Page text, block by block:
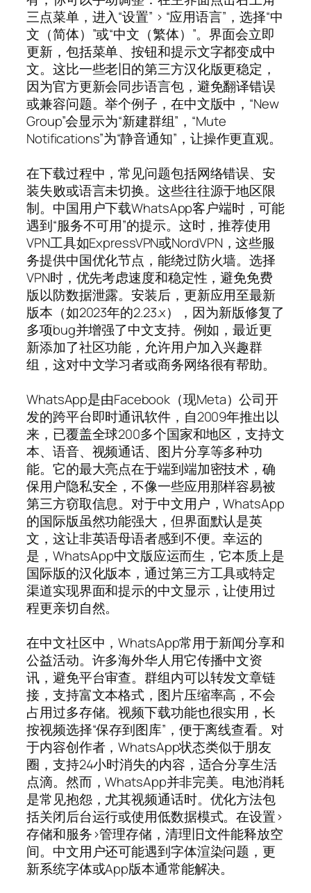
三点菜单，进入“设置” > “应用语言”，选择“中
文（简体）”或“中文（繁体）”。界面会立即
更新，包括菜单、按钮和提示文字都变成中
文。这比一些老旧的第三方汉化版更稳定，
因为官方更新会同步语言包，避免翻译错误
或兼容问题。举个例子，在中文版中，“New
Group”会显示为“新建群组”，“Mute
Notifications”为“静音通知”，让操作更直观。
在下载过程中，常见问题包括网络错误、安
装失败或语言未切换。这些往往源于地区限
制。中国用户下载WhatsApp客户端时，可能
遇到“服务不可用”的提示。这时，推荐使用
VPN工具如ExpressVPN或NordVPN，这些服
务提供中国优化节点，能绕过防火墙。选择
VPN时，优先考虑速度和稳定性，避免免费
版以防数据泄露。安装后，更新应用至最新
版本（如2023年的2.23.x），因为新版修复了
多项bug并增强了中文支持。例如，最近更
新添加了社区功能，允许用户加入兴趣群
组，这对中文学习者或商务网络很有帮助。
WhatsApp是由Facebook（现Meta）公司开
发的跨平台即时通讯软件，自2009年推出以
来，已覆盖全球200多个国家和地区，支持文
本、语音、视频通话、图片分享等多种功
能。它的最大亮点在于端到端加密技术，确
保用户隐私安全，不像一些应用那样容易被
第三方窃取信息。对于中文用户，WhatsApp
的国际版虽然功能强大，但界面默认是英
文，这让非英语母语者感到不便。幸运的
是，WhatsApp中文版应运而生，它本质上是
国际版的汉化版本，通过第三方工具或特定
渠道实现界面和提示的中文显示，让使用过
程更亲切自然。
在中文社区中，WhatsApp常用于新闻分享和
公益活动。许多海外华人用它传播中文资
讯，避免平台审查。群组内可以转发文章链
接，支持富文本格式，图片压缩率高，不会
占用过多存储。视频下载功能也很实用，长
按视频选择“保存到图库”，便于离线查看。对
于内容创作者，WhatsApp状态类似于朋友
圈，支持24小时消失的内容，适合分享生活
点滴。然而，WhatsApp并非完美。电池消耗
是常见抱怨，尤其视频通话时。优化方法包
括关闭后台运行或使用低数据模式。在设置>
存储和服务>管理存储，清理旧文件能释放空
间。中文用户还可能遇到字体渲染问题，更
新系统字体或App版本通常能解决。